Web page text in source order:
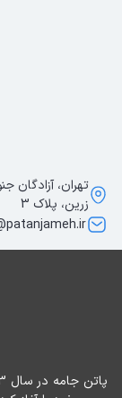
این پیراهن
استفاده باشد.
نکاتی برای
برای یک استایل
پارچه‌ای و کفش
پیشنهاد
به‌عنوان لایه‌
تهران، آزادگان
زرین، پلاک 3